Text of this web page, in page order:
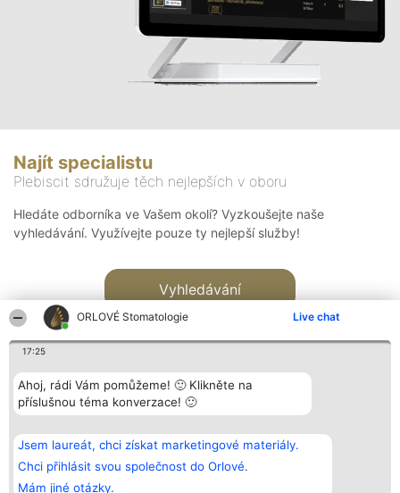
ORLOVÉ Stomatologie Live chat
17:25
Ahoj, rádi Vám pomůžeme! 🙂 Klikněte na
příslušnou téma konverzace! 🙂
Jsem laureát, chci získat marketingové materiály.
Chci přihlásit svou společnost do Orlové.
Mám jiné otázky.
Najít specialistu
Plebiscit sdružuje těch nejlepších v oboru
Hledáte odborníka ve Vašem okolí? Vyzkoušejte naše
vyhledávání. Využívejte pouze ty nejlepší služby!
Vyhledávání
Bright Side Solutions sp. z o.
o. sp. k.
ul. Ruska 22
Wrocław 50-079
KRS 0000749100 | Regon
Vítězové
Seznam všech
laureátů
Zásady
Kontakt